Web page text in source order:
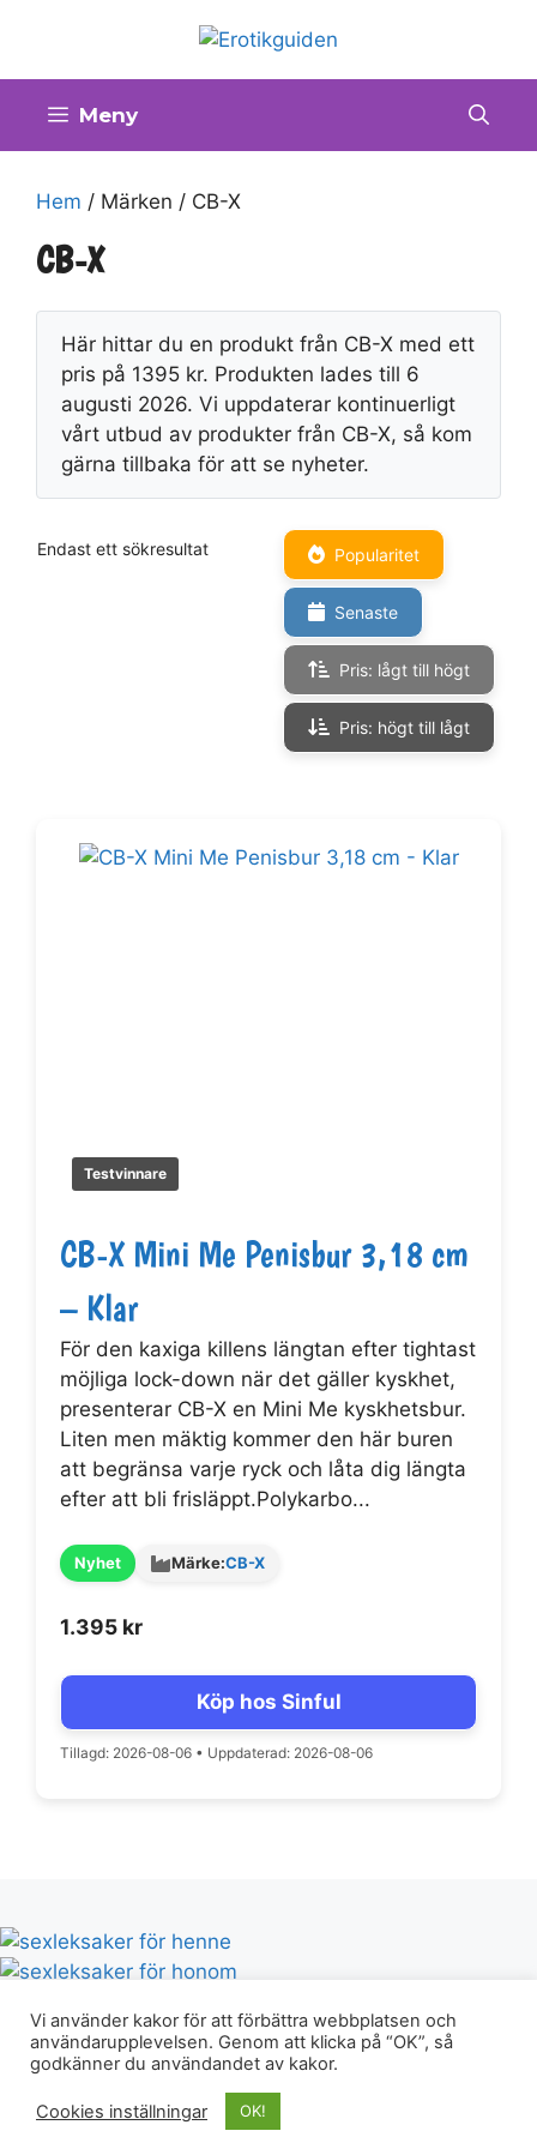
innehåll
Meny
Hem / Märken / CB-X
CB-X
Här hittar du en produkt från CB-X med ett
pris på 1395 kr. Produkten lades till 6
augusti 2026. Vi uppdaterar kontinuerligt
vårt utbud av produkter från CB-X, så kom
gärna tillbaka för att se nyheter.
Endast ett sökresultat Popularitet
Senaste
Pris: lågt till högt
Pris: högt till lågt
Testvinnare
CB-X Mini Me Penisbur 3,18 cm
– Klar
För den kaxiga killens längtan efter tightast
möjliga lock-down när det gäller kyskhet,
presenterar CB-X en Mini Me kyskhetsbur.
Liten men mäktig kommer den här buren
att begränsa varje ryck och låta dig längta
efter att bli frisläppt.Polykarbo...
Nyhet Märke:CB-X
1.395 kr
Köp hos Sinful
Tillagd: 2026-08-06 • Uppdaterad: 2026-08-06
© Erotikguiden.nu 2026 |
info@erotikguiden.nu |
Vi använder kakor för att förbättra webbplatsen och
användarupplevelsen. Genom att klicka på “OK”, så
godkänner du användandet av kakor.
Cookies inställningar OK!